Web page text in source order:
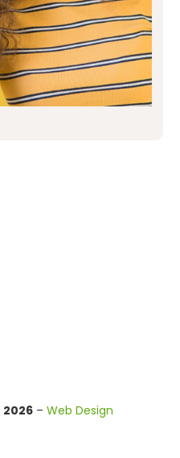
2026 – Web Design